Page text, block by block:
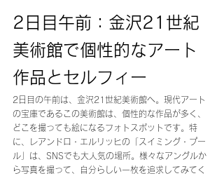
2日目午前：金沢21世紀
美術館で個性的なアート
作品とセルフィー
2日目の午前は、金沢21世紀美術館へ。現代アート
の宝庫であるこの美術館は、個性的な作品が多く、
どこを撮っても絵になるフォトスポットです。特
に、レアンドロ・エルリッヒの「スイミング・プー
ル」は、SNSでも大人気の場所。様々なアングルか
ら写真を撮って、自分らしい一枚を追求してみてく